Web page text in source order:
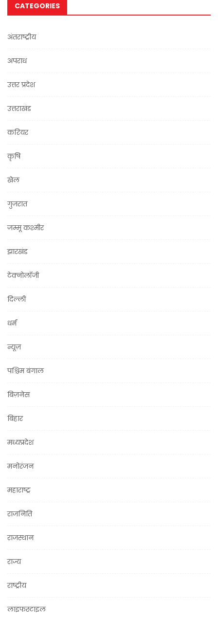
CATEGORIES
अंतराष्ट्रीय
अपराध
उत्तर प्रदेश
उत्तराखंड
करियर
कृषि
खेल
गुजरात
जम्मू कश्मीर
झारखंड
टेक्नोलॉजी
दिल्ली
धर्म
न्यूज़
पश्चिम बंगाल
बिज़नेस
बिहार
मध्यप्रदेश
मनोरंजन
महाराष्ट्र
राजनिति
राजस्थान
राज्य
राष्ट्रीय
लाइफस्टाइल